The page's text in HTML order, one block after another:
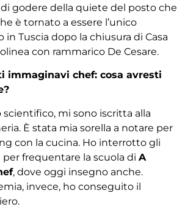
godere della quiete del posto che
è tornato a essere l’unico
in Tuscia dopo la chiusura di Casa
linea con rammarico De Cesare.
immaginavi chef: cosa avresti
scientifico, mi sono iscritta alla
È stata mia sorella a notare per
con la cucina. Ho interrotto gli
frequentare la scuola di A
, dove oggi insegno anche.
invece, ho conseguito il